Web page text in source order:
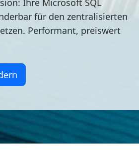
Ihre Microsoft SQL
für den zentralisierten
Performant, preiswert